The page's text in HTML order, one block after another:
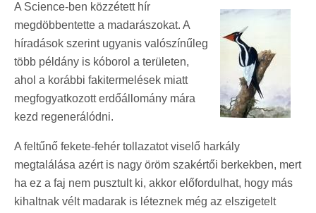
A Science-ben közzétett hír
megdöbbentette a madarászokat. A
híradások szerint ugyanis valószínűleg
több példány is kóborol a területen,
ahol a korábbi fakitermelések miatt
megfogyatkozott erdőállomány mára
kezd regenerálódni.
A feltűnő fekete-fehér tollazatot viselő harkály
megtalálása azért is nagy öröm szakértői berkekben, mert
ha ez a faj nem pusztult ki, akkor előfordulhat, hogy más
kihaltnak vélt madarak is léteznek még az elszigetelt